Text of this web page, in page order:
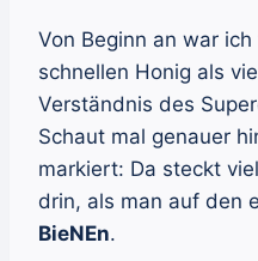
Von Beginn an war
schnellen Honig als
Verständnis des
Schaut mal genauer
markiert: Da steckt
drin, als man auf den
BieNEn.